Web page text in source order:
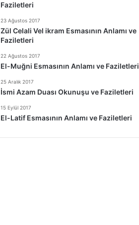
Faziletleri
23 Ağustos 2017
Zül Celali Vel ikram Esmasının Anlamı ve
Faziletleri
22 Ağustos 2017
El-Muğni Esmasının Anlamı ve Faziletleri
25 Aralık 2017
İsmi Azam Duası Okunuşu ve Faziletleri
15 Eylül 2017
El-Latif Esmasının Anlamı ve Faziletleri